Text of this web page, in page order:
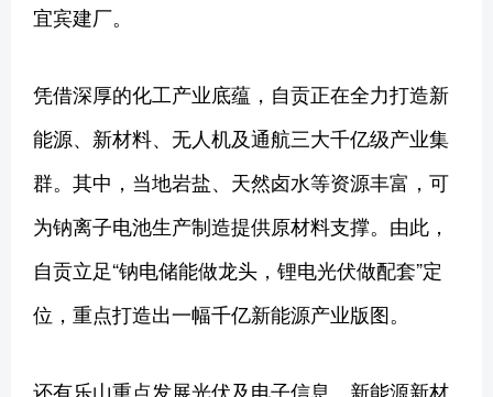
宜宾建厂。
凭借深厚的化工产业底蕴，自贡正在全力打造新
能源、新材料、无人机及通航三大千亿级产业集
群。其中，当地岩盐、天然卤水等资源丰富，可
为钠离子电池生产制造提供原材料支撑。由此，
自贡立足“钠电储能做龙头，锂电光伏做配套”定
位，重点打造出一幅千亿新能源产业版图。
还有乐山重点发展光伏及电子信息、新能源新材